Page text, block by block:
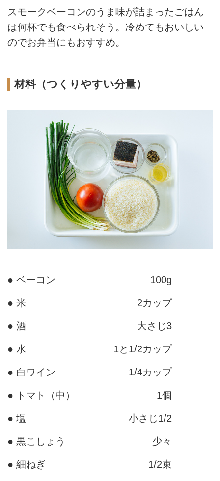
スモークベーコンのうま味が詰まったごはん
は何杯でも食べられそう。冷めてもおいしい
のでお弁当にもおすすめ。
材料（つくりやすい分量）
● ベーコン 100g
● 米 2カップ
● 酒 大さじ3
● 水 1と1/2カップ
● 白ワイン 1/4カップ
● トマト（中） 1個
● 塩 小さじ1/2
● 黒こしょう 少々
● 細ねぎ 1/2束